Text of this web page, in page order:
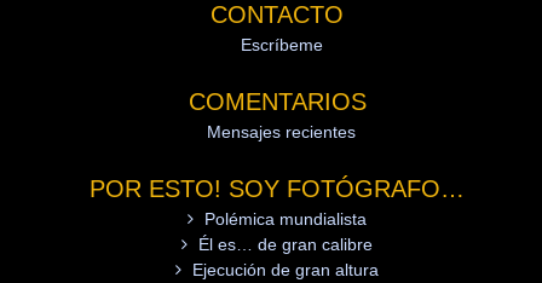
CONTACTO
Escríbeme
COMENTARIOS
Mensajes recientes
POR ESTO! SOY FOTÓGRAFO…
Polémica mundialista
Él es… de gran calibre
Ejecución de gran altura